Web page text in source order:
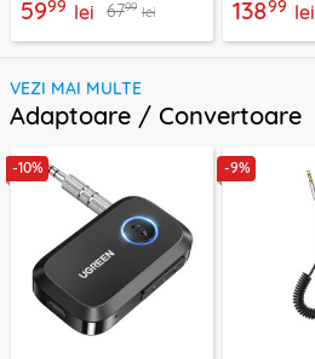
CHWR031
5999 lei 6799 lei 13899 lei
VEZI MAI MULTE
Adaptoare / Convertoare
-10% -9%